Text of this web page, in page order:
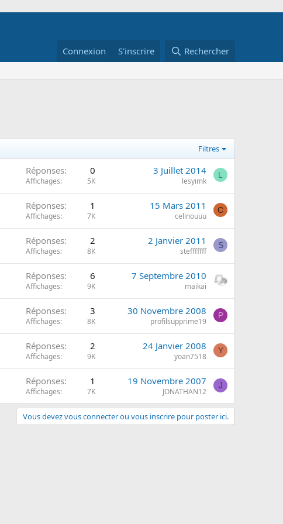
Connexion S'inscrire Rechercher
Filtres
Réponses 0
Affichages 5K
3 Juillet 2014
lesyimk
L
Réponses 1
Affichages 7K
15 Mars 2011
celinouuu
C
Réponses 2
Affichages 8K
2 Janvier 2011
stefffffff
S
Réponses 6
Affichages 9K
7 Septembre 2010
maikai
Réponses 3
Affichages 8K
30 Novembre 2008
profilsupprime19
P
Réponses 2
Affichages 9K
24 Janvier 2008
yoan7518
Y
Réponses 1
Affichages 7K
19 Novembre 2007
JONATHAN12
J
Vous devez vous connecter ou vous inscrire pour poster ici.